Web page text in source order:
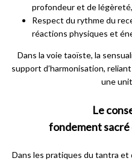
profondeur et de
Respect du rythme du
réactions physiques et
Dans la voie taoïste, la
support d’harmonisation,
une
Le
fondement sacré
Dans les pratiques du tantra et